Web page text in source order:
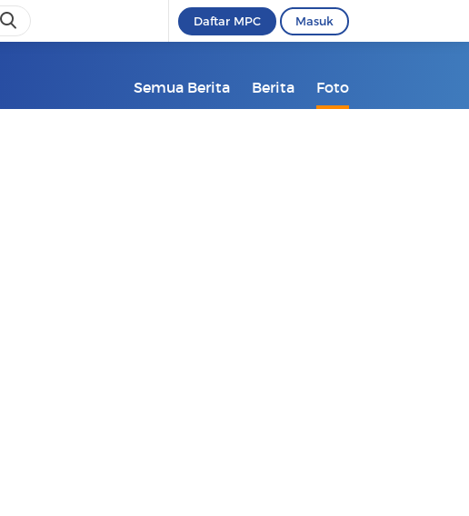
Daftar MPC Masuk
Semua Berita Berita Foto